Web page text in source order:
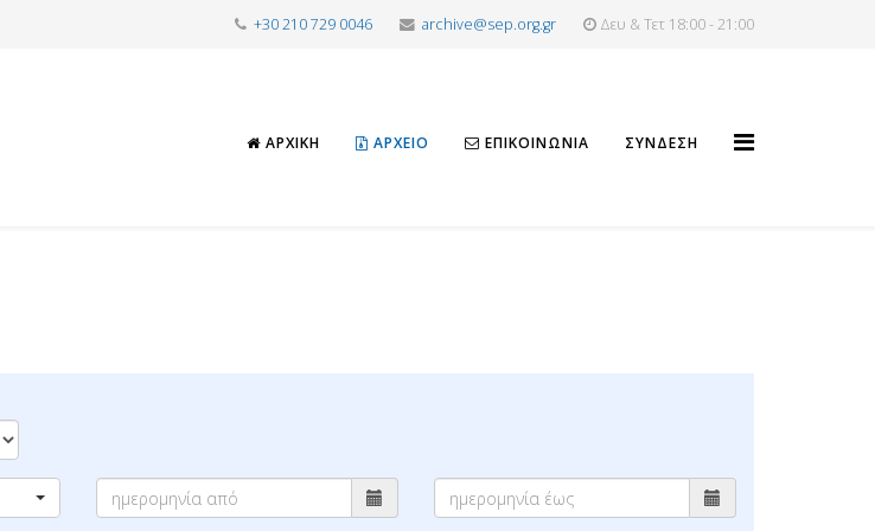
+30 210 729 0046 archive@sep.org.gr Δευ & Τετ 18:00 - 21:00
ΑΡΧΙΚΉ ΑΡΧΕΊΟ ΕΠΙΚΟΙΝΩΝΊΑ ΣΎΝΔΕΣΗ